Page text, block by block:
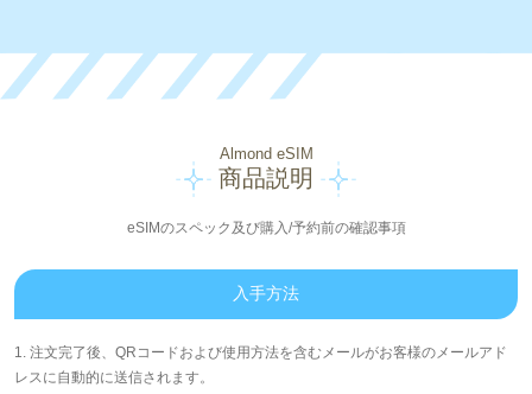
Almond eSIM
商品説明
eSIMのスペック及び購入/予約前の確認事項
入手方法
1. 注文完了後、QRコードおよび使用方法を含むメールがお客様のメールアド
レスに自動的に送信されます。